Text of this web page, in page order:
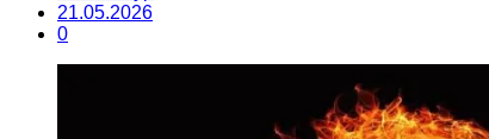
21.05.2026
0